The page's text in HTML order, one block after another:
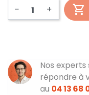
- +
Nos
répondre à
au 04 13 68